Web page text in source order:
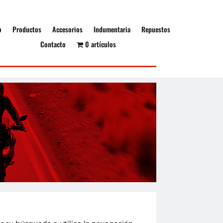
Productos Accesorios Indumentaria
Repuestos
Contacto
0 artículos